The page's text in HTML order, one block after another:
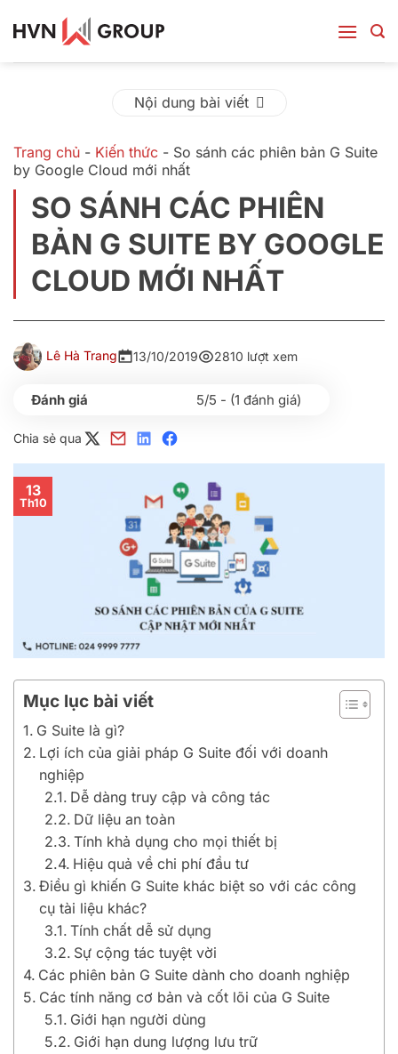
qua
nội
dung
Nội dung bài viết
Trang chủ - Kiến thức - So sánh các phiên bản G Suite
by Google Cloud mới nhất
SO SÁNH CÁC PHIÊN
BẢN G SUITE BY GOOGLE
CLOUD MỚI NHẤT
Lê Hà Trang 13/10/2019 2810 lượt xem
5/5 - (1 đánh giá)
Chia sẻ qua
13
Th10
Mục lục bài viết
G Suite là gì?
Lợi ích của giải pháp G Suite đối với doanh
nghiệp
Dễ dàng truy cập và công tác
Dữ liệu an toàn
Tính khả dụng cho mọi thiết bị
Hiệu quả về chi phí đầu tư
Điều gì khiến G Suite khác biệt so với các công
cụ tài liệu khác?
Tính chất dễ sử dụng
Sự cộng tác tuyệt vời
Các phiên bản G Suite dành cho doanh nghiệp
Các tính năng cơ bản và cốt lõi của G Suite
Giới hạn người dùng
Giới hạn dung lượng lưu trữ